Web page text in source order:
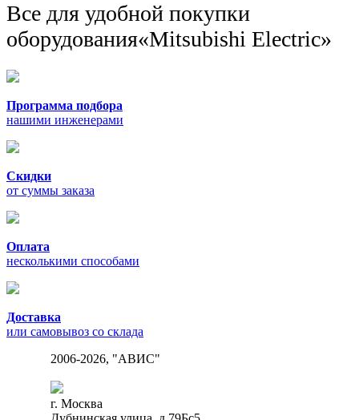
Все для удобной покупки
оборудования«Mitsubishi Electric»
Программа подбора
нашими инженерами
Скидки
от суммы заказа
Оплата
несколькими способами
Доставка
или самовывоз со склада
2006-2026, "АВИС"
г. Москва